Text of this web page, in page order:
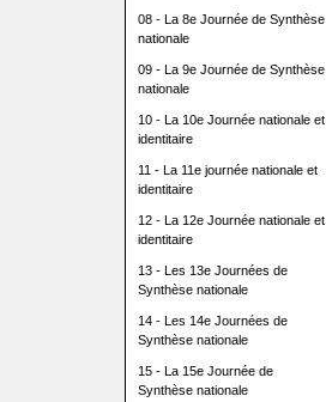
08 - La 8e Journée de Synthèse
nationale
09 - La 9e Journée de Synthèse
nationale
10 - La 10e Journée nationale et
identitaire
11 - La 11e journée nationale et
identitaire
12 - La 12e Journée nationale et
identitaire
13 - Les 13e Journées de
Synthèse nationale
14 - Les 14e Journées de
Synthèse nationale
15 - La 15e Journée de
Synthèse nationale